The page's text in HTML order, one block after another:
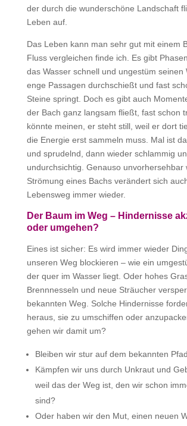
der durch die wunderschöne Landschaft
Leben auf.
Das Leben kann man sehr gut mit einem
Fluss vergleichen finde ich. Es gibt
das Wasser schnell und ungestüm seinen
enge Passagen durchschießt und fast
Steine springt. Doch es gibt auch
der Bach ganz langsam fließt, fast schon
könnte meinen, er steht still, weil er dort
die Energie erst sammeln muss. Mal ist
und sprudelnd, dann wieder schlammig
undurchsichtig. Genauso unvorhersehbar
Strömung eines Bachs verändert sich
Lebensweg immer wieder.
Der Baum im Weg – Hindernisse
oder umgehen?
Eines ist sicher: Es wird immer wieder
unseren Weg blockieren – wie ein
der quer im Wasser liegt. Oder hohes
Brennnesseln und neue Sträucher
bekannten Weg. Solche Hindernisse
heraus, sie zu umschiffen oder
gehen wir damit um?
Bleiben wir stur auf dem bekannten
Kämpfen wir uns durch Unkraut und
weil das der Weg ist, den wir schon
sind?
Oder haben wir den Mut, einen neuen